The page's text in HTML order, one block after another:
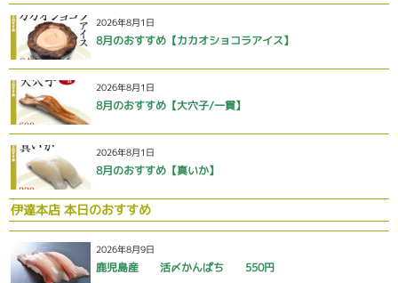
2026年8月1日
8月のおすすめ【カカオショコラアイス】
2026年8月1日
8月のおすすめ【大穴子/一貫】
2026年8月1日
8月のおすすめ【真いか】
伊達本店 本日のおすすめ
2026年8月9日
鹿児島産 活〆かんぱち 550円